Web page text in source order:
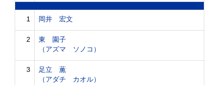
1 岡井 宏文
2
東 園子
（アズマ ソノコ）
3
足立 薫
（アダチ カオル）